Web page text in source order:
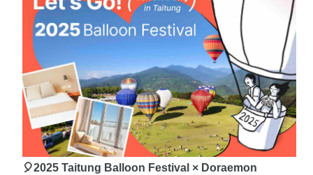
🎈2025 Taitung Balloon Festival × Doraemon